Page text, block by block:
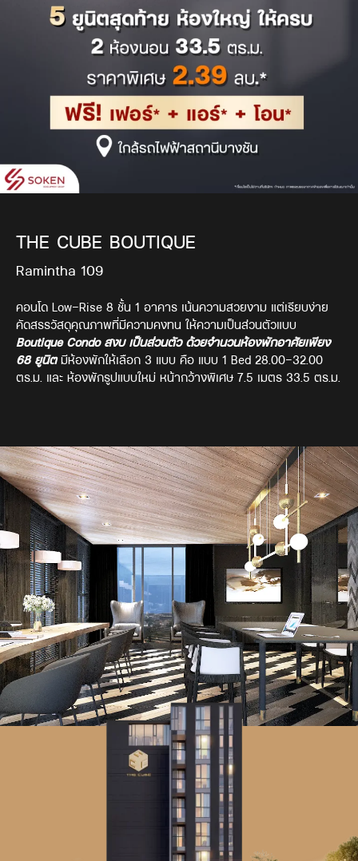
THE CUBE BOUTIQUE
Ramintha 109
คอนโด Low-Rise 8 ชั้น 1 อาคาร เน้นความสวยงาม แต่เรียบง่าย
คัดสรรวัสดุคุณภาพที่มีความคงทน ให้ความเป็นส่วนตัวแบบ
Boutique Condo สงบ เป็นส่วนตัว ด้วยจำนวนห้องพักอาศัยเพียง
68 ยูนิตมีห้องพักให้เลือก 3 แบบ คือ แบบ 1 Bed 28.00-32.00
ตร.ม. และ ห้องพักรูปแบบใหม่ หน้ากว้างพิเศษ 7.5 เมตร 33.5 ตร.ม.